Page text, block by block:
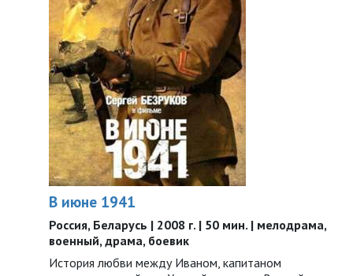
В июне 1941
Россия, Беларусь | 2008 г. | 50 мин. | мелодрама,
военный, драма, боевик
История любви между Иваном, капитаном